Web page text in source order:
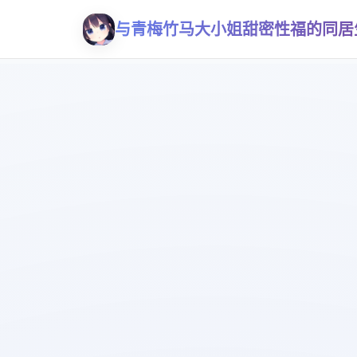
与青梅竹马大小姐甜密性福的同